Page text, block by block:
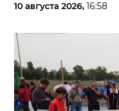
10 августа 2026, 16:58